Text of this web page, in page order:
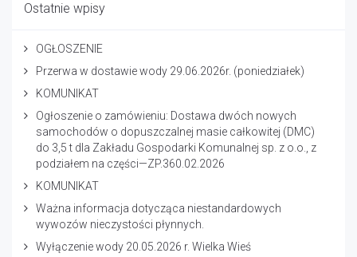
Ostatnie wpisy
OGŁOSZENIE
Przerwa w dostawie wody 29.06.2026r. (poniedziałek)
KOMUNIKAT
Ogłoszenie o zamówieniu: Dostawa dwóch nowych
samochodów o dopuszczalnej masie całkowitej (DMC)
do 3,5 t dla Zakładu Gospodarki Komunalnej sp. z o.o., z
podziałem na części—ZP.360.02.2026
KOMUNIKAT
Ważna informacja dotycząca niestandardowych
wywozów nieczystości płynnych.
Wyłączenie wody 20.05.2026 r. Wielka Wieś